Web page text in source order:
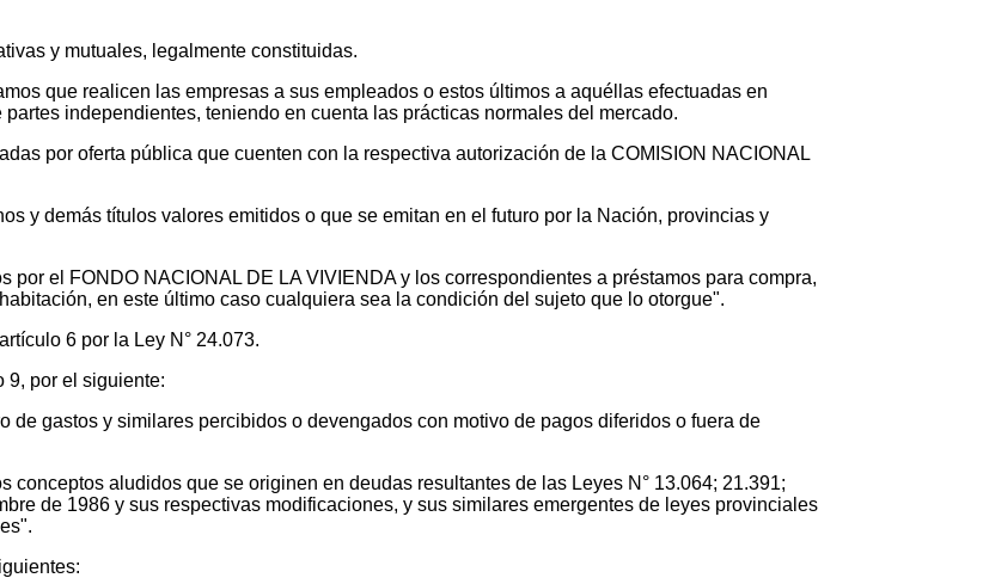
y mutuales, legalmente constituidas.
que realicen las empresas a sus empleados o estos últimos a aquéllas efectuadas en
independientes, teniendo en cuenta las prácticas normales del mercado.
por oferta pública que cuenten con la respectiva autorización de la COMISION NACIONAL
y demás títulos valores emitidos o que se emitan en el futuro por la Nación, provincias y
por el FONDO NACIONAL DE LA VIVIENDA y los correspondientes a préstamos para compra,
en este último caso cualquiera sea la condición del sujeto que lo otorgue".
6 por la Ley N° 24.073.
9, por el siguiente:
de gastos y similares percibidos o devengados con motivo de pagos diferidos o fuera de
conceptos aludidos que se originen en deudas resultantes de las Leyes N° 13.064; 21.391;
de 1986 y sus respectivas modificaciones, y sus similares emergentes de leyes provinciales